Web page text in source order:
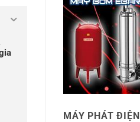
MÁY PHÁT ĐIỆN